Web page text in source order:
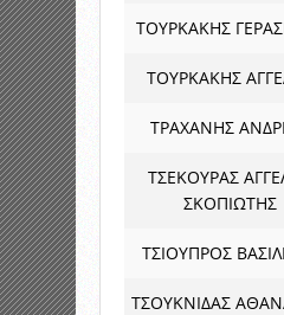
ΤΟΥΡΚΑΚΗΣ
ΤΟΥΡΚΑΚΗΣ
ΤΡΑΧΑΝΗΣ
ΤΣΕΚΟΥΡΑΣ
ΣΚΟΠΙΩΤΗΣ
ΤΣΙΟΥΠΡΟΣ
ΤΣΟΥΚΝΙΔΑΣ